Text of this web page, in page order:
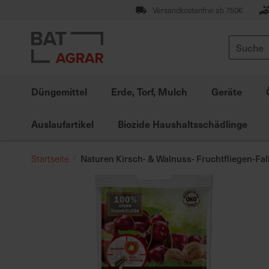
springen
Versandkostenfrei ab 750€
Suche
Düngemittel Erde, Torf, Mulch Geräte
Auslaufartikel Biozide Haushaltsschädlinge
Startseite Naturen Kirsch- & Walnuss- Fruchtfliegen-